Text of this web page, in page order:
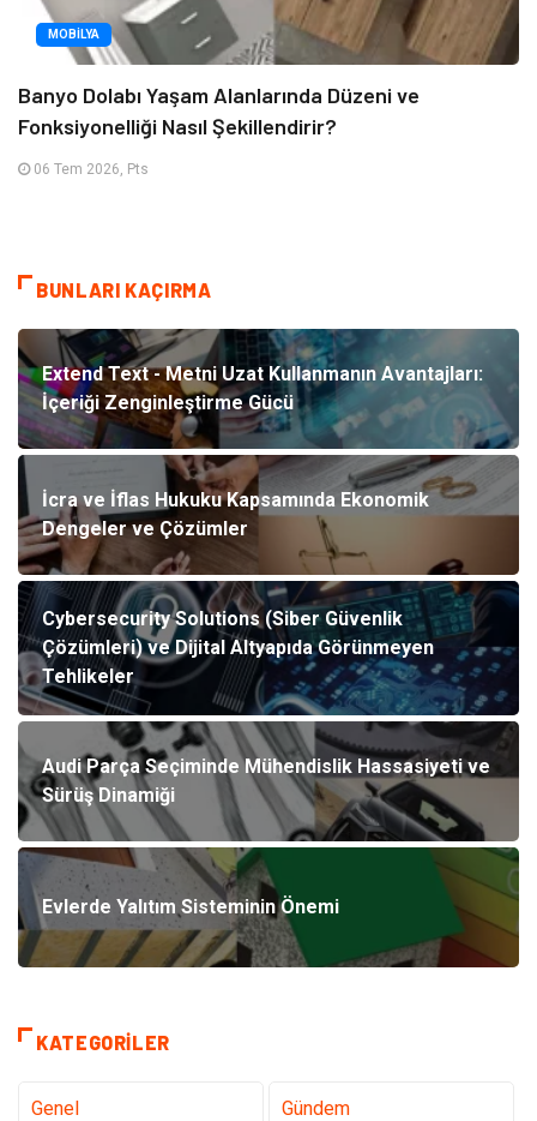
MOBILYA
Banyo Dolabı Yaşam Alanlarında Düzeni ve
Fonksiyonelliği Nasıl Şekillendirir?
06 Tem 2026, Pts
BUNLARI KAÇIRMA
Extend Text - Metni Uzat Kullanmanın Avantajları:
İçeriği Zenginleştirme Gücü
İcra ve İflas Hukuku Kapsamında Ekonomik
Dengeler ve Çözümler
Cybersecurity Solutions (Siber Güvenlik
Çözümleri) ve Dijital Altyapıda Görünmeyen
Tehlikeler
Audi Parça Seçiminde Mühendislik Hassasiyeti ve
Sürüş Dinamiği
Evlerde Yalıtım Sisteminin Önemi
KATEGORILER
Genel Gündem